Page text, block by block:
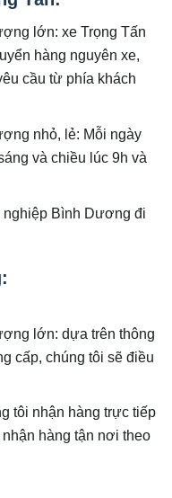
lớn: xe Trọng Tấn
hàng nguyên xe,
cầu từ phía khách
nhỏ, lẻ: Mỗi ngày
và chiều lúc 9h và
Bình Dương đi
lớn: dựa trên thông
cấp, chúng tôi sẽ điều
tôi nhận hàng trực tiếp
hàng tận nơi theo